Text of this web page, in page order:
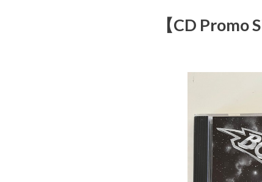
【CD Promo